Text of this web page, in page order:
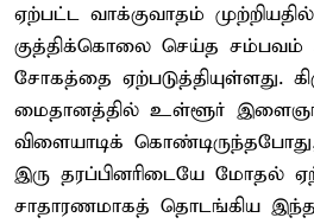
ஏற்பட்ட வாக்குவாதம்
குத்திக்கொலை செய்த சம்பவம்
சோகத்தை ஏற்படுத்தியுள்ளது.
மைதானத்தில் உள்ளூர்
விளையாடிக்
இரு தரப்பினரிடையே மோதல்
சாதாரணமாகத் தொடங்கிய இந்த